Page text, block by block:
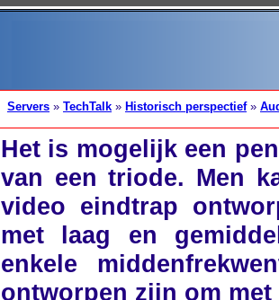
Servers » TechTalk » Historisch perspectief»
Het is mogelijk een
van een triode. Men
video eindtrap
met laag en
enkele
ontworpen zijn om